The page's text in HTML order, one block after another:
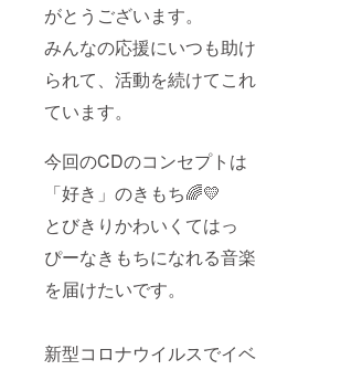
がとうございます。
みんなの応援にいつも助け
られて、活動を続けてこれ
ています。
今回のCDのコンセプトは
「好き」のきもち🌈💛
とびきりかわいくてはっ
ぴーなきもちになれる音楽
を届けたいです。
新型コロナウイルスでイベ